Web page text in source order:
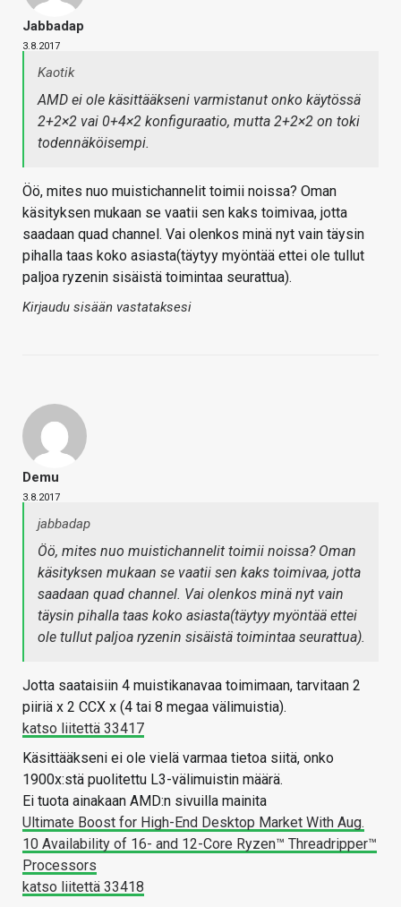
Jabbadap
3.8.2017
Kaotik
AMD ei ole käsittääkseni varmistanut onko käytössä
2+2×2 vai 0+4×2 konfiguraatio, mutta 2+2×2 on toki
todennäköisempi.
Öö, mites nuo muistichannelit toimii noissa? Oman
käsityksen mukaan se vaatii sen kaks toimivaa, jotta
saadaan quad channel. Vai olenkos minä nyt vain täysin
pihalla taas koko asiasta(täytyy myöntää ettei ole tullut
paljoa ryzenin sisäistä toimintaa seurattua).
Kirjaudu sisään vastataksesi
Demu
3.8.2017
jabbadap
Öö, mites nuo muistichannelit toimii noissa? Oman
käsityksen mukaan se vaatii sen kaks toimivaa, jotta
saadaan quad channel. Vai olenkos minä nyt vain
täysin pihalla taas koko asiasta(täytyy myöntää ettei
ole tullut paljoa ryzenin sisäistä toimintaa seurattua).
Jotta saataisiin 4 muistikanavaa toimimaan, tarvitaan 2
piiriä x 2 CCX x (4 tai 8 megaa välimuistia).
katso liitettä 33417
Käsittääkseni ei ole vielä varmaa tietoa siitä, onko
1900x:stä puolitettu L3-välimuistin määrä.
Ei tuota ainakaan AMD:n sivuilla mainita
Ultimate Boost for High-End Desktop Market With Aug.
10 Availability of 16- and 12-Core Ryzen™ Threadripper™
Processors
katso liitettä 33418